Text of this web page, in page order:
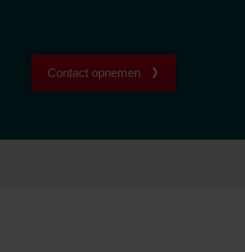
Contact opnemen